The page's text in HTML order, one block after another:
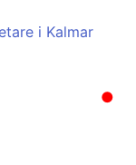
i Kalmar
●